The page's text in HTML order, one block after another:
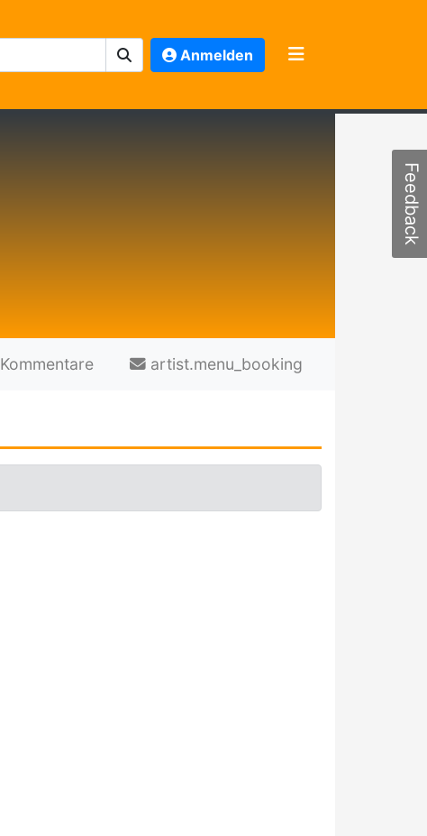
Anmelden
Kommentare artist.menu_booking
Feedback